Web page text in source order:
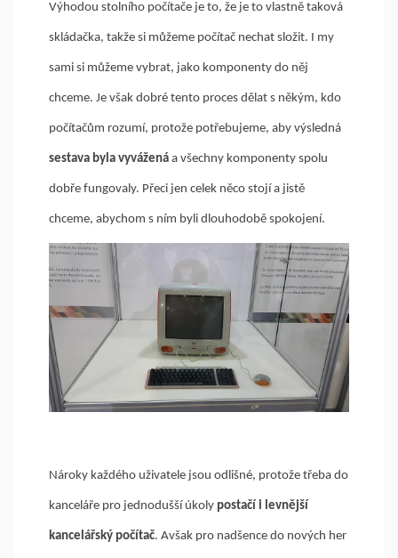
Výhodou stolního počítače je to, že je to vlastně taková
skládačka, takže si můžeme počítač nechat složit. I my
sami si můžeme vybrat, jako komponenty do něj
chceme. Je však dobré tento proces dělat s někým, kdo
počítačům rozumí, protože potřebujeme, aby výsledná
sestava byla vyvážená a všechny komponenty spolu
dobře fungovaly. Přeci jen celek něco stojí a jistě
chceme, abychom s ním byli dlouhodobě spokojení.
Nároky každého uživatele jsou odlišné, protože třeba do
kanceláře pro jednodušší úkoly postačí i levnější
kancelářský počítač. Avšak pro nadšence do nových her